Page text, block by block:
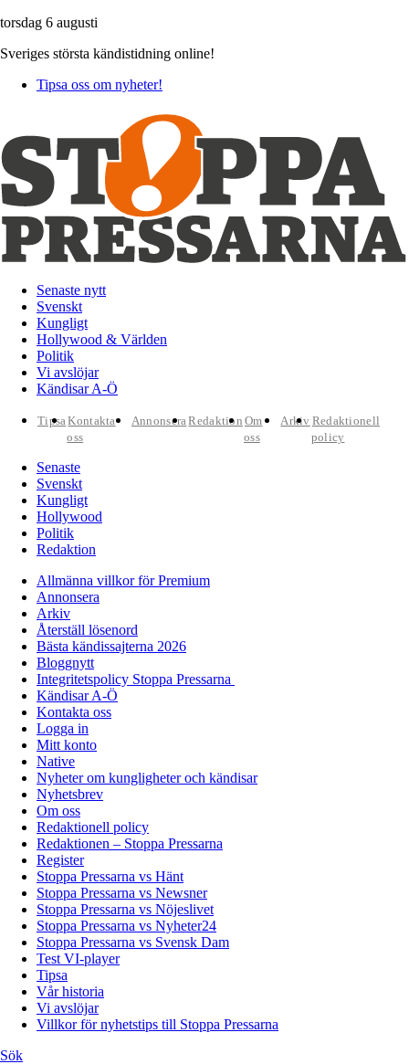
torsdag 6 augusti
Sveriges största kändistidning online!
Tipsa oss om nyheter!
Senaste nytt
Svenskt
Kungligt
Hollywood & Världen
Politik
Vi avslöjar
Kändisar A-Ö
TipsaKontakta
oss
AnnonseraRedaktion Om
oss
Arkiv Redaktionell
policy
Senaste
Svenskt
Kungligt
Hollywood
Politik
Redaktion
Allmänna villkor för Premium
Annonsera
Arkiv
Återställ lösenord
Bästa kändissajterna 2026
Bloggnytt
Integritetspolicy Stoppa Pressarna
Kändisar A-Ö
Kontakta oss
Logga in
Mitt konto
Native
Nyheter om kungligheter och kändisar
Nyhetsbrev
Om oss
Redaktionell policy
Redaktionen – Stoppa Pressarna
Register
Stoppa Pressarna vs Hänt
Stoppa Pressarna vs Newsner
Stoppa Pressarna vs Nöjeslivet
Stoppa Pressarna vs Nyheter24
Stoppa Pressarna vs Svensk Dam
Test VI-player
Tipsa
Vår historia
Vi avslöjar
Villkor för nyhetstips till Stoppa Pressarna
Sök